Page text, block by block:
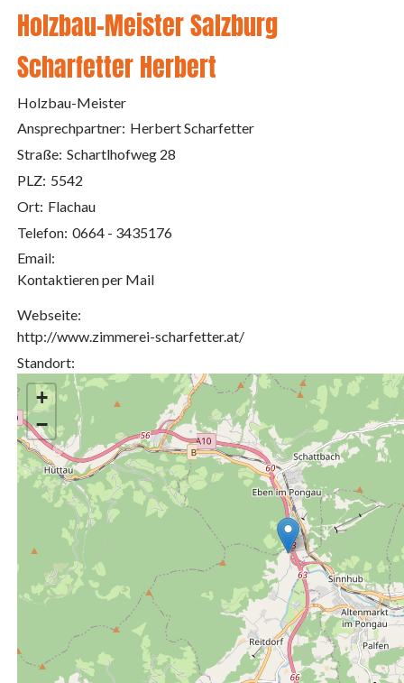
Holzbau-Meister Salzburg
Scharfetter Herbert
Holzbau-Meister
Ansprechpartner: Herbert Scharfetter
Straße: Schartlhofweg 28
PLZ: 5542
Ort: Flachau
Telefon: 0664 - 3435176
Email:
Kontaktieren per Mail
Webseite:
http://www.zimmerei-scharfetter.at/
Standort:
+
−